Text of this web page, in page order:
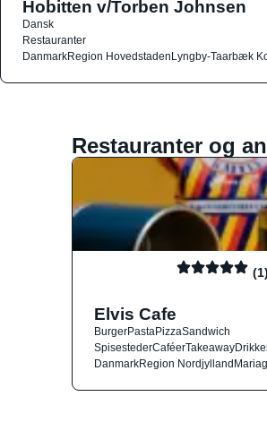
Hobitten v/Torben Johnsen
Dansk
Restauranter
DanmarkRegion HovedstadenLyngby-Taarbæk
Restauranter og
(1)
Elvis Cafe
BurgerPastaPizzaSandwich
SpisestederCaféerTakeaway
DanmarkRegion Nordjylland